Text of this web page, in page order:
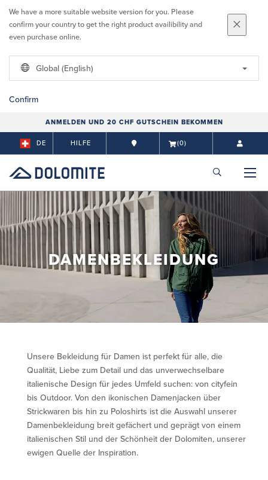
We have a more suitable website version for you. Please
confirm your country to get the right product availibility and
even purchase online.
Global (English)
Confirm
ANMELDEN UND 20 CHF GUTSCHEIN BEKOMMEN
DE HILFE (0)
DAMENBEKLEIDUNG
Unsere Bekleidung für Damen ist perfekt für alle, die
Qualität, Liebe zum Detail und das unverwechselbare
italienische Design für jedes Umfeld suchen: von cityfein
bis Outdoor. Von den ikonischen Damenjacken über
Strickwaren bis hin zu Poloshirts ist die Auswahl unserer
Damenbekleidung breit gefächert und geprägt von einem
italienischen Stil und der Schönheit der Dolomiten, unserer
ewigen Quelle der Inspiration.